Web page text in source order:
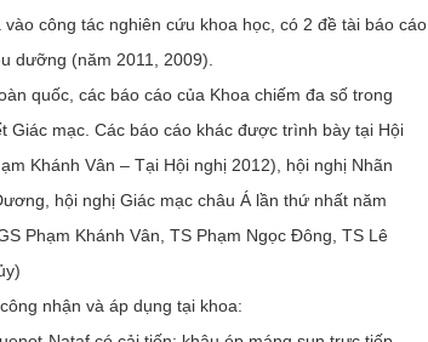
công tác nghiên cứu khoa học, có 2 đề tài báo cáo
dưỡng (năm 2011, 2009).
quốc, các báo cáo của Khoa chiếm đa số trong
Giác mạc. Các báo cáo khác được trình bày tại Hội
Khánh Vân – Tại Hội nghị 2012), hội nghị Nhãn
hội nghị Giác mạc châu Á lần thứ nhất năm
Phạm Khánh Vân, TS Phạm Ngọc Đông, TS Lê
nhận và áp dụng tại khoa: